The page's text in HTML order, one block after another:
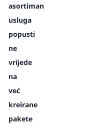
asortiman
usluga
popusti
ne
vrijede
na
već
kreirane
pakete